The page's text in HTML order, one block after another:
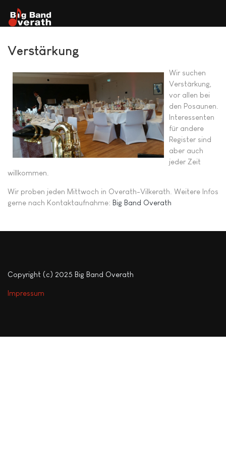
Verstärkung
Wir suchen
Verstärkung,
vor allen bei
den Posaunen.
Interessenten
für andere
Register sind
aber auch
jeder Zeit
willkommen.
Wir proben jeden Mittwoch in Overath-Vilkerath. Weitere Infos
gerne nach Kontaktaufnahme: Big Band Overath
Copyright (c) 2025 Big Band Overath
Impressum